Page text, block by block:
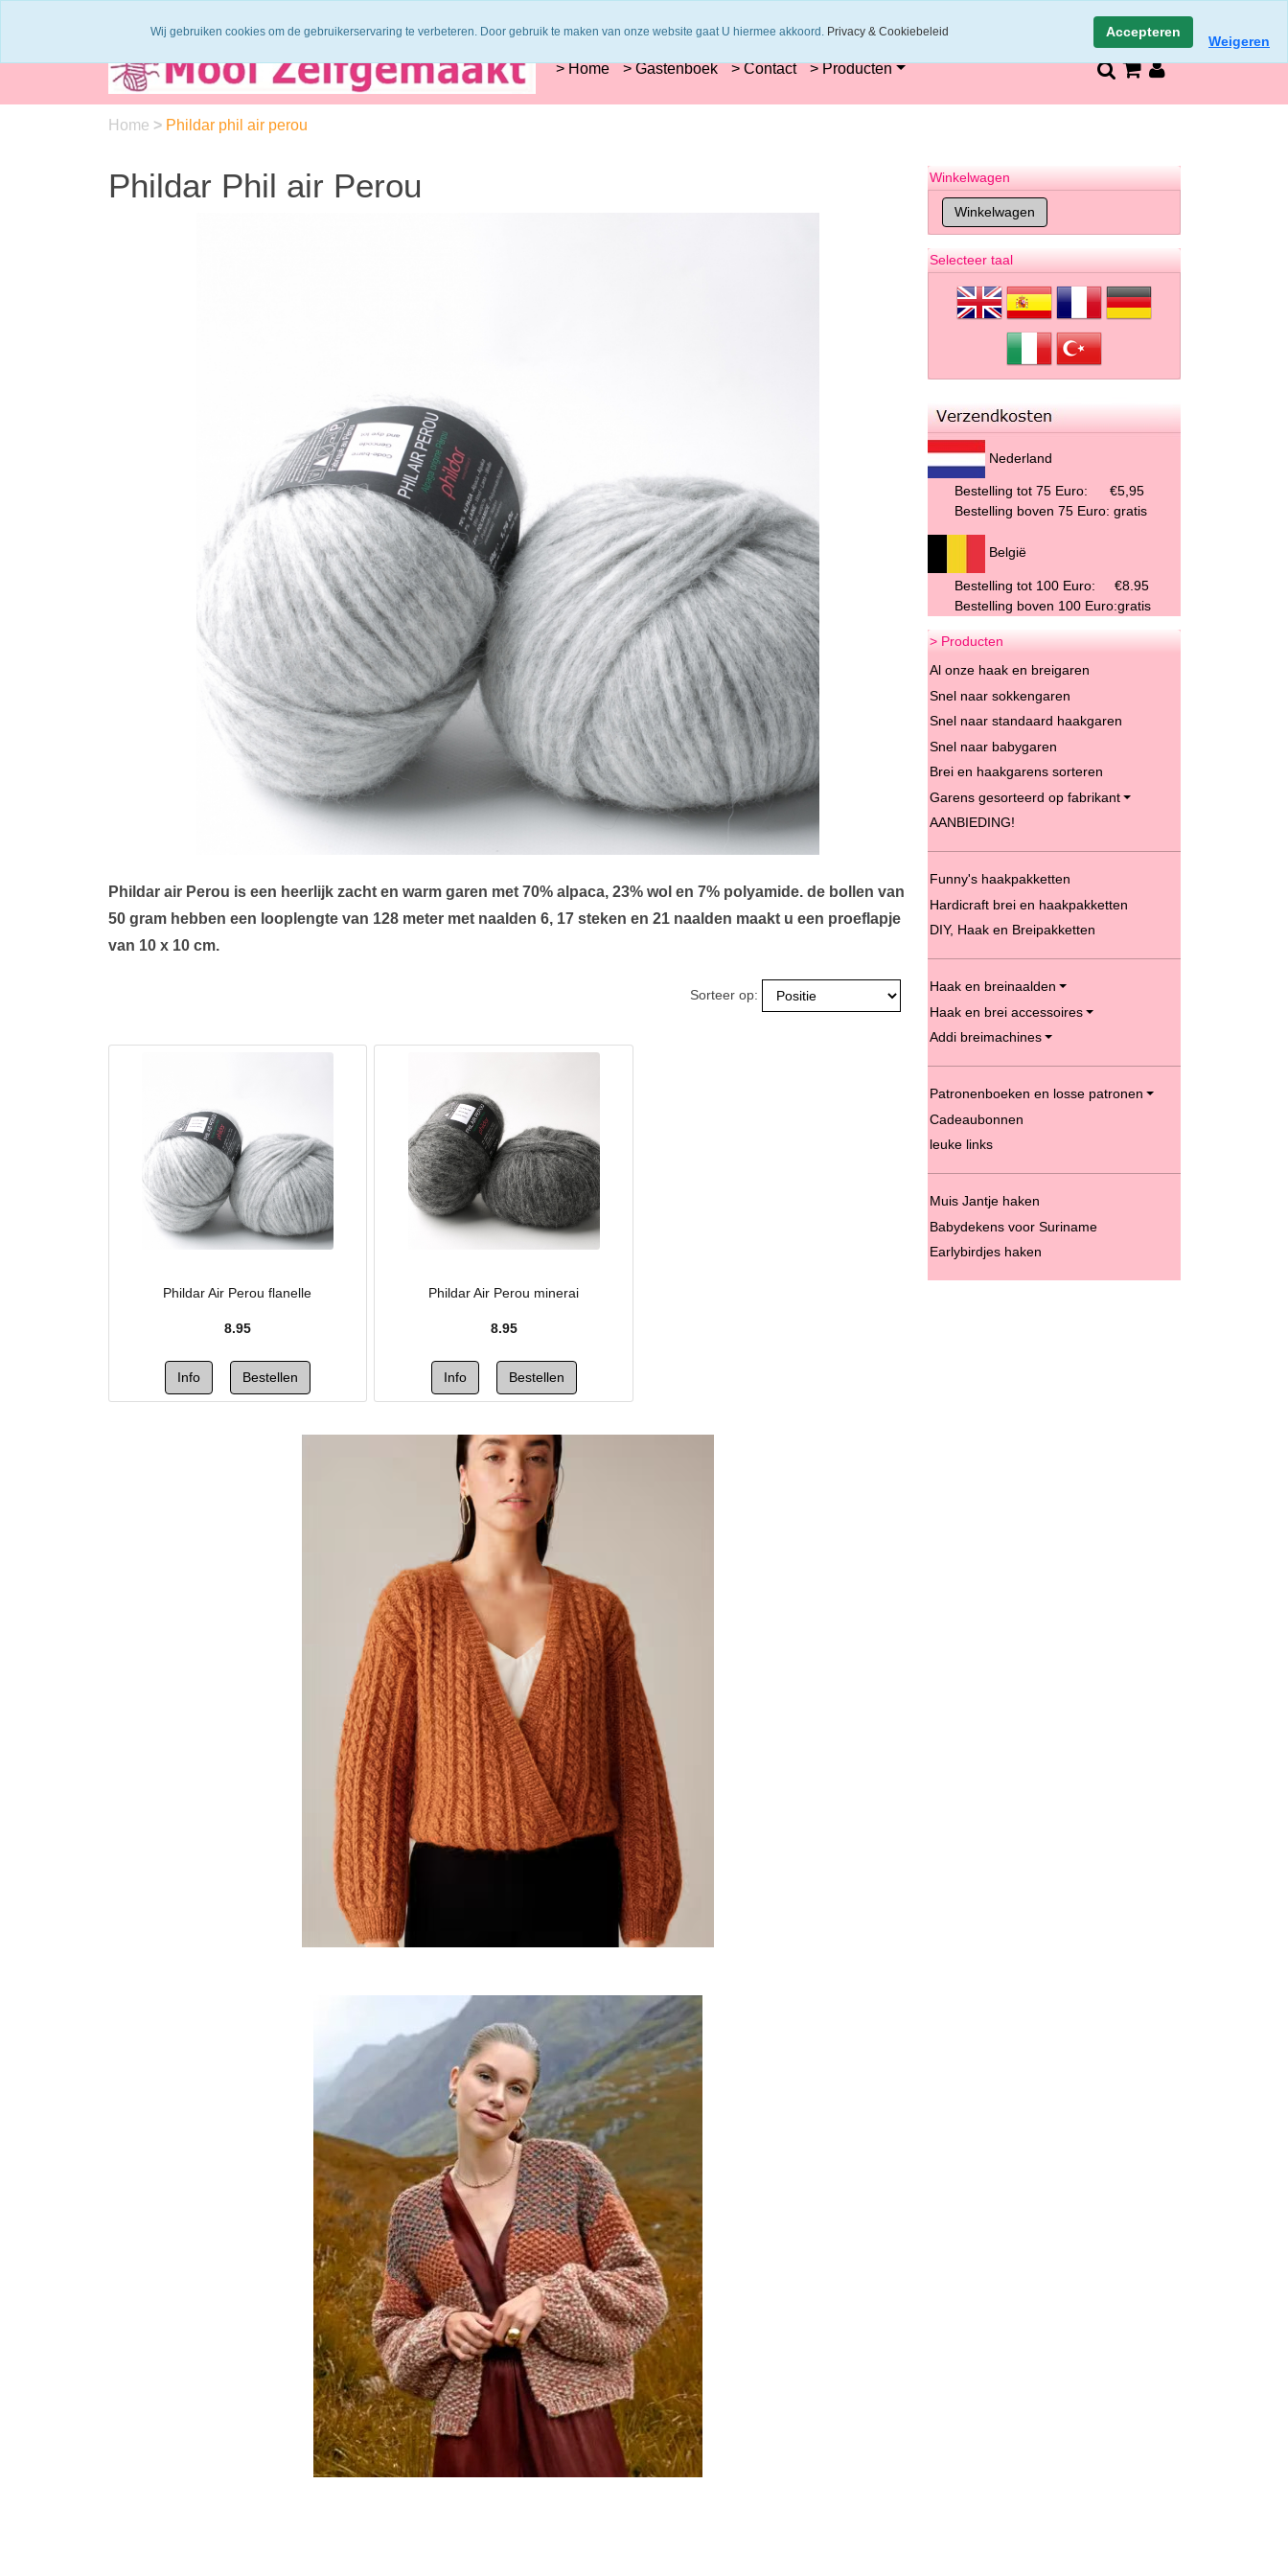
14 dagen retourneren en bedenktijd
> Home > Gastenboek > Contact > Producten
Home > Phildar phil air perou
Phildar Phil air Perou
Phildar air Perou is een heerlijk zacht en warm garen met 70% alpaca, 23% wol en 7% polyamide. de bollen van
50 gram hebben een looplengte van 128 meter met naalden 6, 17 steken en 21 naalden maakt u een proeflapje
van 10 x 10 cm.
Sorteer op:
Phildar Air Perou flanelle
8.95
Phildar Air Perou minerai
8.95
Winkelwagen
Selecteer taal
Nederland
Bestelling tot 75 Euro:
€5,95
Bestelling boven 75 Euro: gratis
België
Bestelling tot 100 Euro: €8.95
Bestelling boven 100 Euro:gratis
> Producten
Al onze haak en breigaren
Snel naar sokkengaren
Snel naar standaard haakgaren
Snel naar babygaren
Brei en haakgarens sorteren
Garens gesorteerd op fabrikant
AANBIEDING!
Funny's haakpakketten
Hardicraft brei en haakpakketten
DIY, Haak en Breipakketten
Haak en breinaalden
Haak en brei accessoires
Addi breimachines
Patronenboeken en losse patronen
Cadeaubonnen
leuke links
Muis Jantje haken
Babydekens voor Suriname
Earlybirdjes haken
Wij gebruiken cookies om de gebruikerservaring te verbeteren. Door gebruik te maken van onze website gaat U hiermee akkoord. Privacy & Cookiebeleid Accepteren
Weigeren